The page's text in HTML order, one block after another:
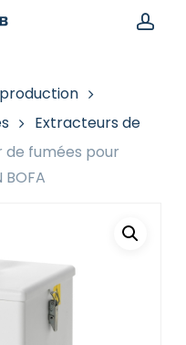
Extracteurs de
de fumées pour
BOFA